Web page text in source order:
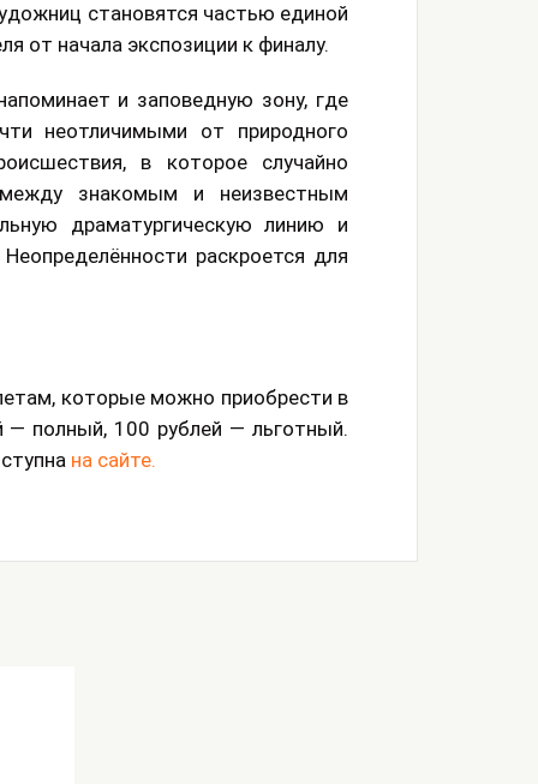
становятся частью единой
от начала экспозиции к финалу.
и заповедную зону, где
неотличимыми от природного
в которое случайно
знакомым и неизвестным
драматургическую линию и
раскроется для
которые можно приобрести в
— полный, 100 рублей — льготный.
на сайте.